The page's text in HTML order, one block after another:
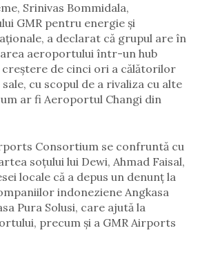
Srinivas Bommidala,
GMR pentru energie și
a declarat că grupul are în
aeroportului într-un hub
creștere de cinci ori a călătorilor
cu scopul de a rivaliza cu alte
ar fi Aeroportul Changi din
Consortium se confruntă cu
soțului lui Dewi, Ahmad Faisal,
locale că a depus un denunț la
indoneziene Angkasa
Pura Solusi, care ajută la
precum și a GMR Airports